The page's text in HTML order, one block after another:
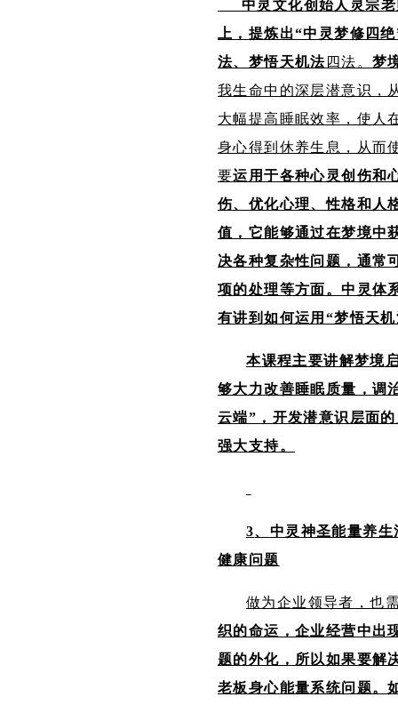
中灵文化创始人灵宗
上， 提炼出“中灵梦修 四
法、梦悟天机法 四法。梦
我生命中的深层潜意识，
大幅提高睡眠效率，使人
身心得到休养生息，从而
要运用于各种心灵创伤和
伤、优化心理、性格和人
值，它能够通过在梦境中
决各种复杂性问题，通常
项的处理等方面。中灵体
有讲到如何运用“梦悟天
本课程主要讲解梦境
够大力改善睡眠质量，调
云端”，开发潜意识层面
强大支持。
3、 中灵神圣能量养
健康问题
做为企业领导者，也
织的命运，企业经营中出
题的外化，所以如果要解
老板身心能量系统问题。